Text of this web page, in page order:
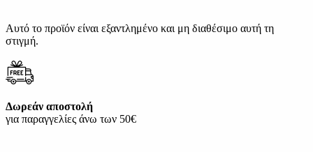
Αυτό το προϊόν είναι εξαντλημένο και μη διαθέσιμο αυτή τη
στιγμή.
Δωρεάν αποστολή
για παραγγελίες άνω των 50€